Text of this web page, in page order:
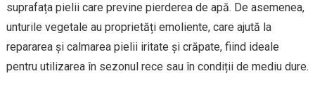
suprafața pielii care previne pierderea de apă. De asemenea,
unturile vegetale au proprietăți emoliente, care ajută la
repararea și calmarea pielii iritate și crăpate, fiind ideale
pentru utilizarea în sezonul rece sau în condiții de mediu dure.